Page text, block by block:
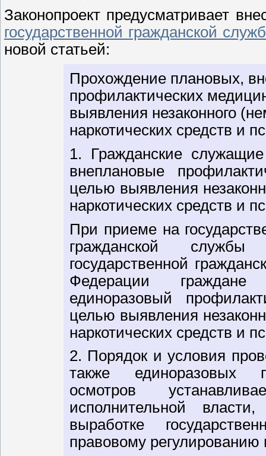
Законопроект предусматривает
государственной гражданской
новой статьей:
Прохождение плановых,
профилактических
выявления незаконного
наркотических средств и
1. Гражданские
внеплановые
целью выявления
наркотических средств и
При приеме на
гражданской
государственной
Федерации
единоразовый
целью выявления
наркотических средств и
2. Порядок и условия
также единоразовых
осмотров
исполнительной
выработке
правовому